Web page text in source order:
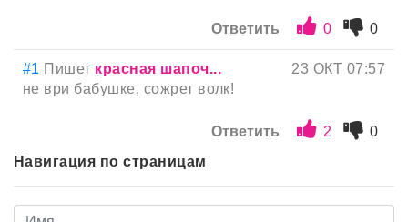
Ответить 0 0
#1 Пишет красная шапоч...
23 ОКТ 07:57
не ври бабушке, сожрет волк!
Ответить 2
0
Навигация по страницам